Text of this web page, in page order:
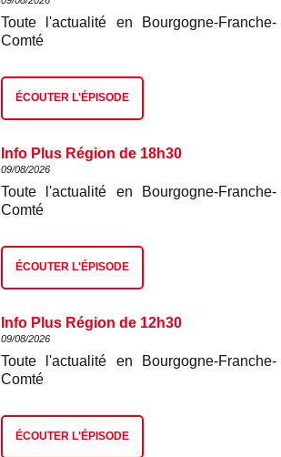
Toute l'actualité en Bourgogne-Franche-
Comté
ÉCOUTER L'ÉPISODE
Info Plus Région de 18h30
09/08/2026
Toute l'actualité en Bourgogne-Franche-
Comté
ÉCOUTER L'ÉPISODE
Info Plus Région de 12h30
09/08/2026
Toute l'actualité en Bourgogne-Franche-
Comté
ÉCOUTER L'ÉPISODE